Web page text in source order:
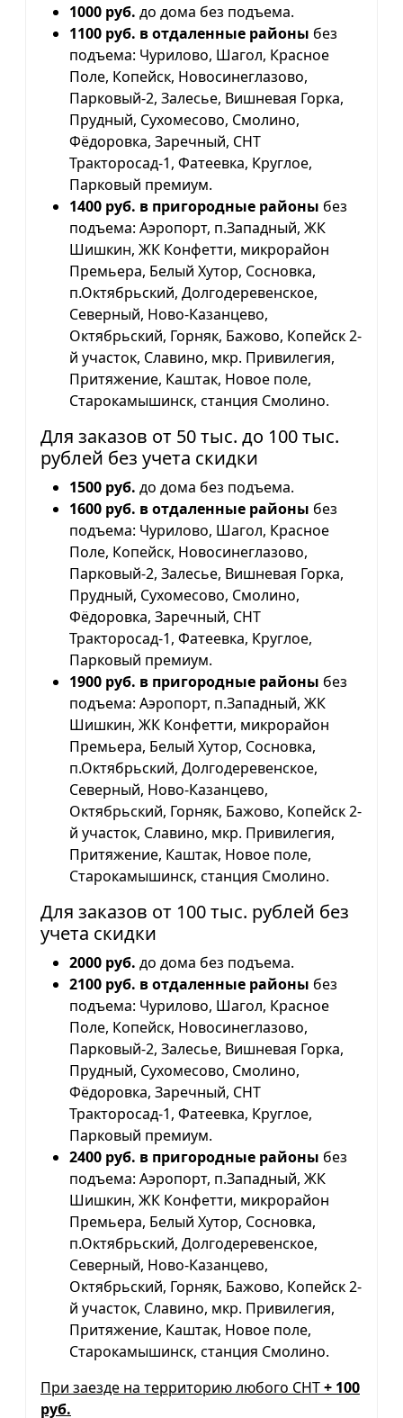
1000 руб. до дома без подъема.
1100 руб. в отдаленные районы без
подъема: Чурилово, Шагол, Красное
Поле, Копейск, Новосинеглазово,
Парковый-2, Залесье, Вишневая Горка,
Прудный, Сухомесово, Смолино,
Фёдоровка, Заречный, СНТ
Тракторосад-1, Фатеевка, Круглое,
Парковый премиум.
1400 руб. в пригородные районы без
подъема: Аэропорт, п.Западный, ЖК
Шишкин, ЖК Конфетти, микрорайон
Премьера, Белый Хутор, Сосновка,
п.Октябрьский, Долгодеревенское,
Северный, Ново-Казанцево,
Октябрьский, Горняк, Бажово, Копейск 2-
й участок, Славино, мкр. Привилегия,
Притяжение, Каштак, Новое поле,
Старокамышинск, станция Смолино.
Для заказов от 50 тыс. до 100 тыс.
рублей без учета скидки
1500 руб. до дома без подъема.
1600 руб. в отдаленные районы без
подъема: Чурилово, Шагол, Красное
Поле, Копейск, Новосинеглазово,
Парковый-2, Залесье, Вишневая Горка,
Прудный, Сухомесово, Смолино,
Фёдоровка, Заречный, СНТ
Тракторосад-1, Фатеевка, Круглое,
Парковый премиум.
1900 руб. в пригородные районы без
подъема: Аэропорт, п.Западный, ЖК
Шишкин, ЖК Конфетти, микрорайон
Премьера, Белый Хутор, Сосновка,
п.Октябрьский, Долгодеревенское,
Северный, Ново-Казанцево,
Октябрьский, Горняк, Бажово, Копейск 2-
й участок, Славино, мкр. Привилегия,
Притяжение, Каштак, Новое поле,
Старокамышинск, станция Смолино.
Для заказов от 100 тыс. рублей без
учета скидки
2000 руб. до дома без подъема.
2100 руб. в отдаленные районы без
подъема: Чурилово, Шагол, Красное
Поле, Копейск, Новосинеглазово,
Парковый-2, Залесье, Вишневая Горка,
Прудный, Сухомесово, Смолино,
Фёдоровка, Заречный, СНТ
Тракторосад-1, Фатеевка, Круглое,
Парковый премиум.
2400 руб. в пригородные районы без
подъема: Аэропорт, п.Западный, ЖК
Шишкин, ЖК Конфетти, микрорайон
Премьера, Белый Хутор, Сосновка,
п.Октябрьский, Долгодеревенское,
Северный, Ново-Казанцево,
Октябрьский, Горняк, Бажово, Копейск 2-
й участок, Славино, мкр. Привилегия,
Притяжение, Каштак, Новое поле,
Старокамышинск, станция Смолино.
При заезде на территорию любого СНТ+ 100
руб.